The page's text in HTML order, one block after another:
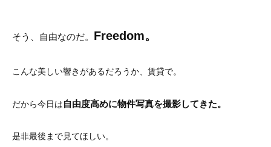
そう、自由なのだ。 Freedom。
こんな美しい響きがあるだろうか、賃貸で。
だから今日は自由度高めに物件写真を撮影してきた。
是非最後まで見てほしい。